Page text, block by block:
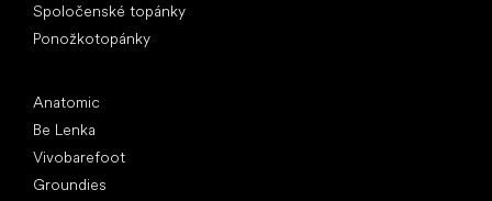
Spoločenské topánky
Ponožkotopánky
Anatomic
Be Lenka
Vivobarefoot
Groundies